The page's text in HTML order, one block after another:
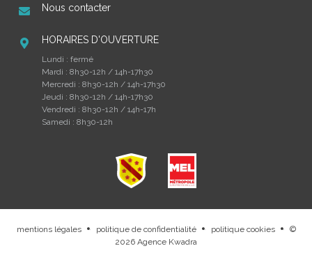
Nous contacter
HORAIRES D'OUVERTURE
Lundi : fermé
Mardi : 8h30-12h / 14h-17h30
Mercredi : 8h30-12h / 14h-17h30
Jeudi : 8h30-12h / 14h-17h30
Vendredi : 8h30-12h / 14h-17h
Samedi : 8h30-12h
mentions légales . politique de confidentialité . politique cookies .
©
2026 Agence Kwadra